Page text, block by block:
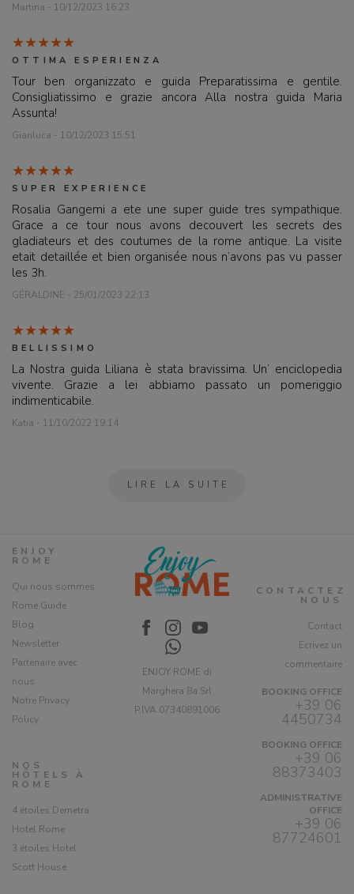
Martina - 10/12/2023 16:23
OTTIMA ESPERIENZA
Tour ben organizzato e guida Preparatissima e gentile.
Consigliatissimo e grazie ancora Alla nostra guida Maria
Assunta!
Gianluca - 10/12/2023 15:51
SUPER EXPERIENCE
Rosalia Gangemi a ete une super guide tres sympathique.
Grace a ce tour nous avons decouvert les secrets des
gladiateurs et des coutumes de la rome antique. La visite
etait detaillée et bien organisée nous n’avons pas vu passer
les 3h.
GÉRALDINE - 25/01/2023 22:13
BELLISSIMO
La Nostra guida Liliana è stata bravissima. Un’ enciclopedia
vivente. Grazie a lei abbiamo passato un pomeriggio
indimenticabile.
Katia - 11/10/2022 19:14
LIRE LA SUITE
ENJOY
ROME
Qui nous sommes
Rome Guide
Blog
Newsletter
Partenaire avec
nous
Notre Privacy
Policy
NOS
HÔTELS À
ROME
4 étoiles Demetra
Hotel Rome
3 étoiles Hotel
Scott House
ENJOY ROME di
Marghera 8a Srl
P.IVA 07340891006
CONTACTEZ
NOUS
Contact
Ecrivez un
commentaire
BOOKING OFFICE
+39 06
4450734
BOOKING OFFICE
+39 06
88373403
ADMINISTRATIVE
OFFICE
+39 06
87724601